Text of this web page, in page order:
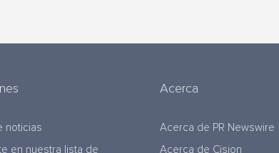
noticias
en nuestra lista de
Acerca
Acerca de PR Newswire
Acerca de Cision